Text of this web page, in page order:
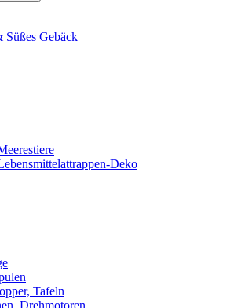
Süßes Gebäck
Deko
Tafeln
Drehmotoren